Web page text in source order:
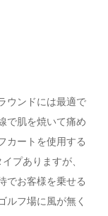
ウンドには最適で
で肌を焼いて痛め
カートを使用する
プありますが、
でお客様を乗せる
ルフ場に風が無く